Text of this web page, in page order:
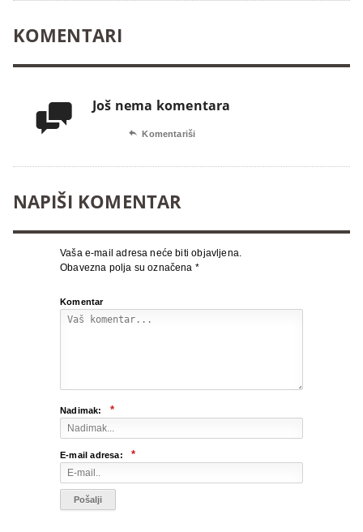
KOMENTARI
 Još nema komentara
 Komentariši
NAPIŠI KOMENTAR
Vaša e-mail adresa neće biti objavljena.
Obavezna polja su označena *
Komentar
Nadimak: *
E-mail adresa: *